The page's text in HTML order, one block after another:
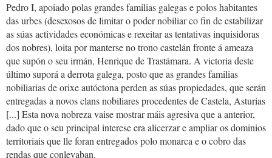
Pedro I, apoiado polas grandes familias galegas e polos habitantes
das urbes (desexosos de limitar o poder nobiliar co fin de estabilizar
as súas actividades económicas e rexeitar as tentativas inquisidoras
dos nobres), loita por manterse no trono castelán fronte á ameaza
que supón o seu irmán, Henrique de Trastámara. A victoria deste
último suporá a derrota galega, posto que as grandes familias
nobiliarias de orixe autóctona perden as súas propiedades, que serán
entregadas a novos clans nobiliares procedentes de Castela, Asturias
[...] Esta nova nobreza vaise mostrar máis agresiva que a anterior,
dado que o seu principal interese era alicerzar e ampliar os dominios
territoriais que lle foran entregados polo monarca e o cobro das
rendas que conlevaban.